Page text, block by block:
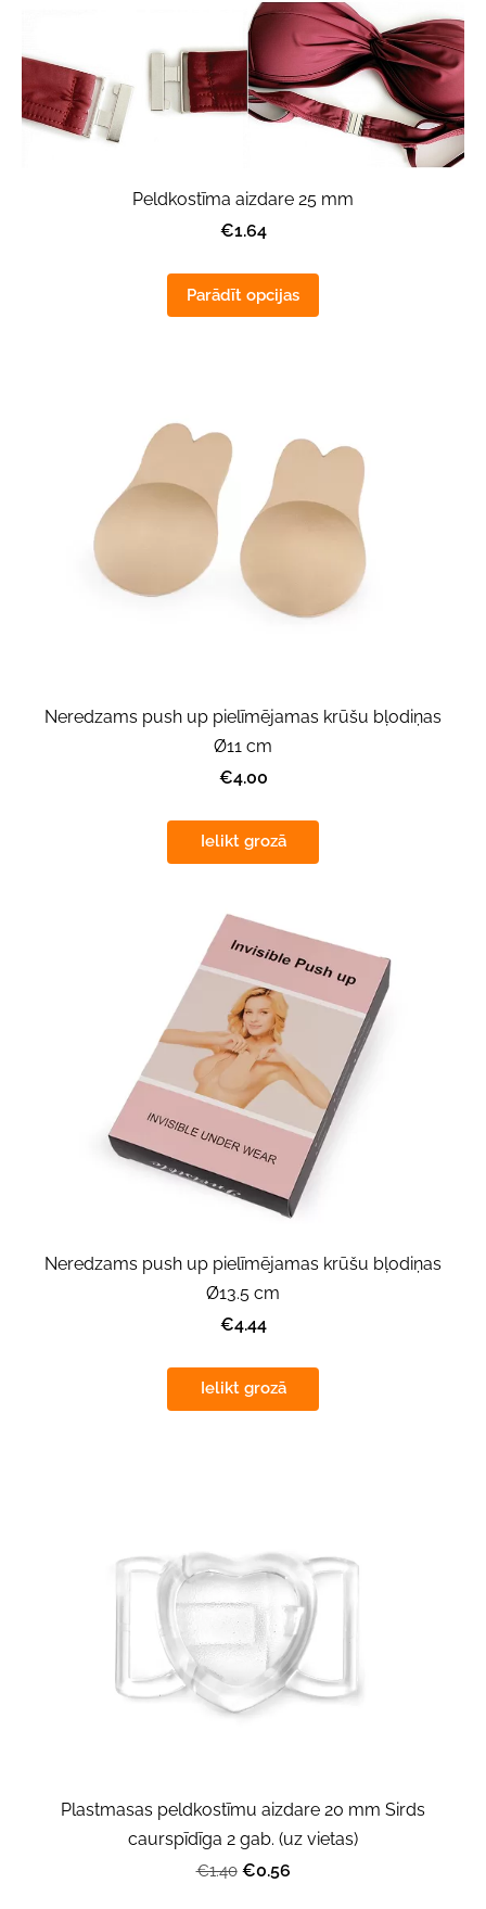
Peldkostīma aizdare 25 mm
€1.64
Parādīt opcijas
Neredzams push up pielīmējamas krūšu bļodiņas
Ø11 cm
€4.00
Ielikt grozā
Neredzams push up pielīmējamas krūšu bļodiņas
Ø13.5 cm
€4.44
Ielikt grozā
Plastmasas peldkostīmu aizdare 20 mm Sirds
caurspīdīga 2 gab. (uz vietas)
€1.40 €0.56